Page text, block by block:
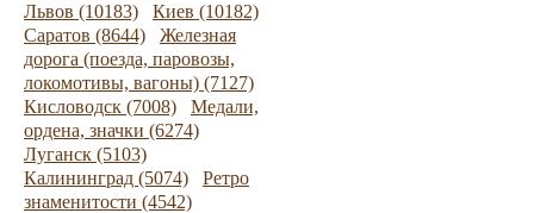
Львов (10183)
Киев (10182)
Саратов (8644)
Железная
дорога (поезда, паровозы,
локомотивы, вагоны) (7127)
Кисловодск (7008)
Медали,
ордена, значки (6274)
Луганск (5103)
Калининград (5074)
Ретро
знаменитости (4542)